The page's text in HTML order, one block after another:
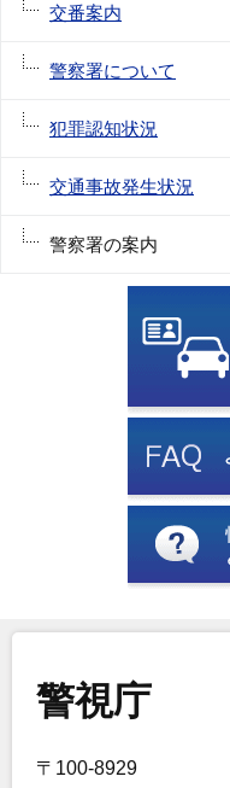
交番案内
警察署について
犯罪認知状況
交通事故発生状況
警察署の案内
警視庁
〒100-8929